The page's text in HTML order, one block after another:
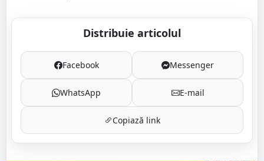
Distribuie articolul
Facebook Messenger
WhatsApp E-mail
Copiază link